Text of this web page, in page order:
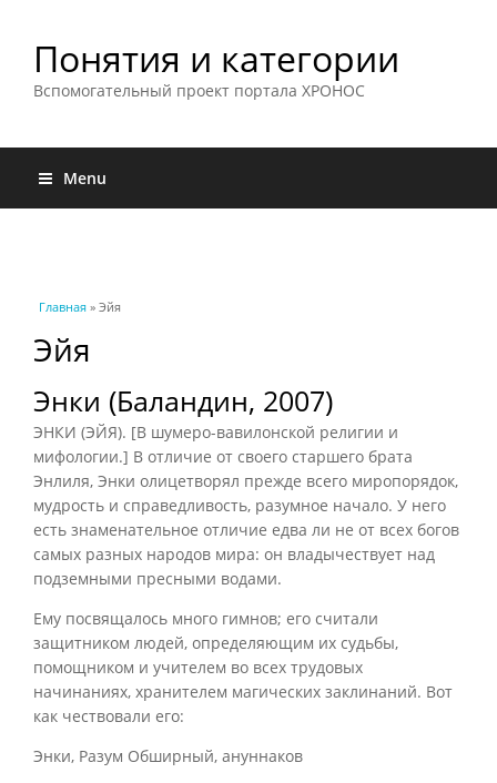
Понятия и категории
Вспомогательный проект портала ХРОНОС
Menu
Вы здесь
Главная » Эйя
Эйя
Энки (Баландин, 2007)
ЭНКИ (ЭЙЯ). [В шумеро-вавилонской религии и
мифологии.] В отличие от своего старшего брата
Энлиля, Энки олицетворял прежде всего миропорядок,
мудрость и справедливость, разумное начало. У него
есть знаменательное отличие едва ли не от всех богов
самых разных народов мира: он владычествует над
подземными пресными водами.
Ему посвящалось много гимнов; его считали
защитником людей, определяющим их судьбы,
помощником и учителем во всех трудовых
начинаниях, хранителем магических заклинаний. Вот
как чествовали его:
Энки, Разум Обширный, ануннаков